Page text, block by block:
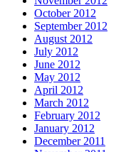
October 2012
September 2012
August 2012
July 2012
June 2012
May 2012
April 2012
March 2012
February 2012
January 2012
December 2011